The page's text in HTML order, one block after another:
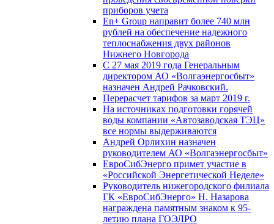
приборов учета
En+ Group направит более 740 млн
рублей на обеспечение надежного
теплоснабжения двух районов
Нижнего Новгорода
С 27 мая 2019 года Генеральным
директором АО «Волгаэнергосбыт»
назначен Андрей Рачковский.
Перерасчет тарифов за март 2019 г.
На источниках подготовки горячей
воды компании «Автозаводская ТЭЦ»
все нормы выдерживаются
Андрей Орлихин назначен
руководителем АО «Волгаэнергосбыт»
ЕвроСибЭнерго примет участие в
«Российской Энергетической Неделе»
Руководитель нижегородского филиала
ГК «ЕвроСибЭнерго» Н. Назарова
награждена памятным знаком к 95-
летию плана ГОЭЛРО